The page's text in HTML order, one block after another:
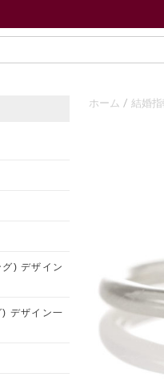
ホーム 結婚
) デザイン
デザイン一